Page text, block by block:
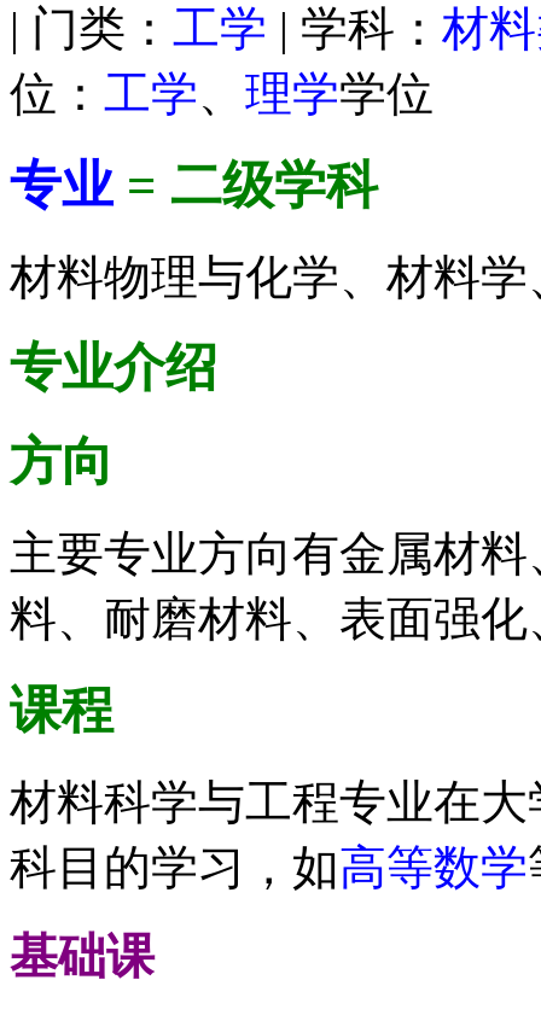
| 门类： 工学 | 学科： 材
位： 工学、 理学学位
专业= 二级学科
材料物理与化学、材料
专业介绍
方向
主要专业方向有金属材
料、耐磨材料、表面强
课程
材料科学与工程专业在
科目的学习，如高等数学
基础课